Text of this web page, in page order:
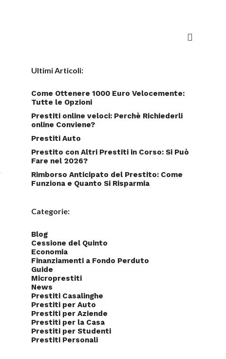
Ultimi Articoli:
Come Ottenere 1000 Euro Velocemente:
Tutte le Opzioni
Prestiti online veloci: Perchè Richiederli
online Conviene?
Prestiti Auto
Prestito con Altri Prestiti in Corso: Si Può
Fare nel 2026?
Rimborso Anticipato del Prestito: Come
Funziona e Quanto Si Risparmia
Categorie:
Blog
Cessione del Quinto
Economia
Finanziamenti a Fondo Perduto
Guide
Microprestiti
News
Prestiti Casalinghe
Prestiti per Auto
Prestiti per Aziende
Prestiti per la Casa
Prestiti per Studenti
Prestiti Personali